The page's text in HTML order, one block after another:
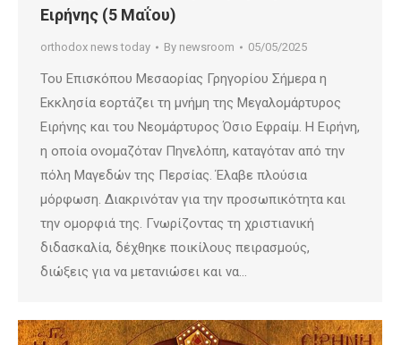
Ειρήνης (5 Μαΐου)
orthodox news today By newsroom 05/05/2025
Του Επισκόπου Μεσαορίας Γρηγορίου Σήμερα η
Εκκλησία εορτάζει τη μνήμη της Μεγαλομάρτυρος
Ειρήνης και του Νεομάρτυρος Όσιο Εφραίμ. Η Ειρήνη,
η οποία ονομαζόταν Πηνελόπη, καταγόταν από την
πόλη Μαγεδών της Περσίας. Έλαβε πλούσια
μόρφωση. Διακρινόταν για την προσωπικότητα και
την ομορφιά της. Γνωρίζοντας τη χριστιανική
διδασκαλία, δέχθηκε ποικίλους πειρασμούς,
διώξεις για να μετανιώσει και να…